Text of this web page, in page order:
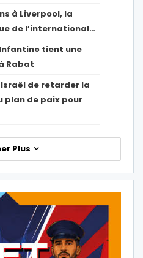
à Liverpool, la
de l’international…
tient une
Rabat
de retarder la
plan de paix pour
Plus